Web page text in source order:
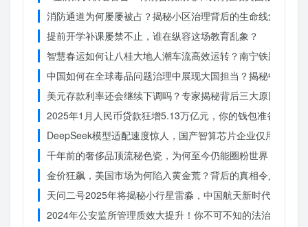
消防通道为何屡屡被占？揭秘小区治理背后的生命线危机
提前开学补课屡禁不止，谁在纵容这场教育乱象？
智慧春运如何让八桂大地人潮车流高效运转？南宁铁路枢纽
中国如何在全球毒品问题治理中展现大国担当？揭秘中国方
美元存款利率还会继续下调吗？专家揭秘背后三大原因
2025年1月人民币贷款狂增5.13万亿元，你的钱包准备好了吗
DeepSeek模型适配速度惊人，国产智算芯片企业仅用一周
千年前的奢侈品顶流秘色瓷，为何至今仍能圈粉世界？揭秘
金价狂飙，美国市场为何陷入黄金荒？背后的真相令人
天问二号2025年将揭秘小行星雷淼，中国航天新时代即将开
2024年公安监所管理质效大提升！你不可不知的法治文明新